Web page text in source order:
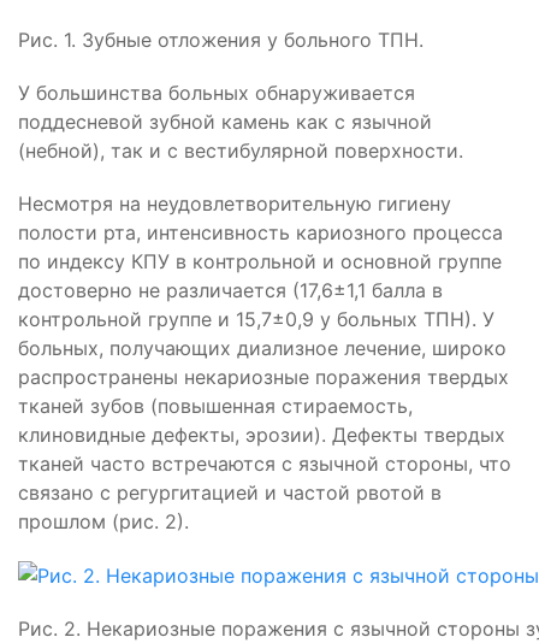
Рис. 1. Зубные отложения у больного ТПН.
У большинства больных обнаруживается
поддесневой зубной камень как с язычной
(небной), так и с вестибулярной поверхности.
Несмотря на неудовлетворительную гигиену
полости рта, интенсивность кариозного процесса
по индексу КПУ в контрольной и основной группе
достоверно не различается (17,6±1,1 балла в
контрольной группе и 15,7±0,9 у больных ТПН). У
больных, получающих диализное лечение, широко
распространены некариозные поражения твердых
тканей зубов (повышенная стираемость,
клиновидные дефекты, эрозии). Дефекты твердых
тканей часто встречаются с язычной стороны, что
связано с регургитацией и частой рвотой в
прошлом (рис. 2).
Рис. 2. Некариозные поражения с язычной стороны